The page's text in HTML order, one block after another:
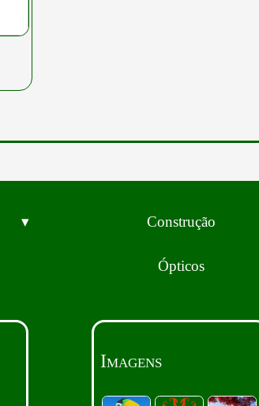
Construção
Ópticos
Imagens